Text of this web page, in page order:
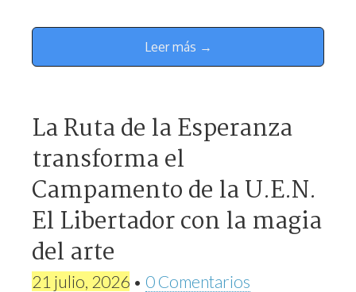
Leer más →
La Ruta de la Esperanza
transforma el
Campamento de la U.E.N.
El Libertador con la magia
del arte
21 julio, 2026 • 0 Comentarios